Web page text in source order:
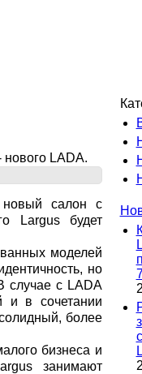
LADA.
новый салон с
Largus будет
моделей
но
случае с LADA
и в сочетании
более
бизнеса и
занимают